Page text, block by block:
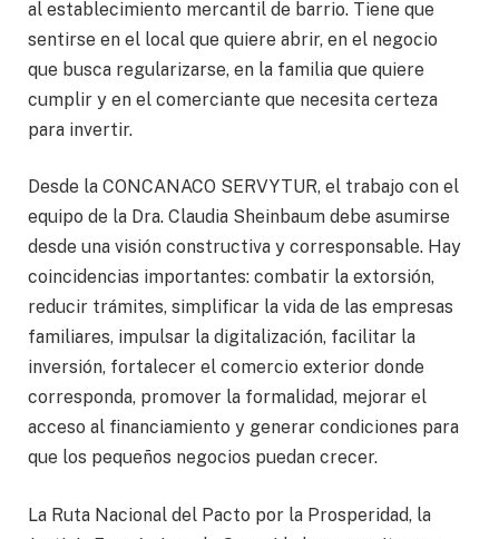
al establecimiento mercantil de barrio. Tiene que
sentirse en el local que quiere abrir, en el negocio
que busca regularizarse, en la familia que quiere
cumplir y en el comerciante que necesita certeza
para invertir.
Desde la CONCANACO SERVYTUR, el trabajo con el
equipo de la Dra. Claudia Sheinbaum debe asumirse
desde una visión constructiva y corresponsable. Hay
coincidencias importantes: combatir la extorsión,
reducir trámites, simplificar la vida de las empresas
familiares, impulsar la digitalización, facilitar la
inversión, fortalecer el comercio exterior donde
corresponda, promover la formalidad, mejorar el
acceso al financiamiento y generar condiciones para
que los pequeños negocios puedan crecer.
La Ruta Nacional del Pacto por la Prosperidad, la